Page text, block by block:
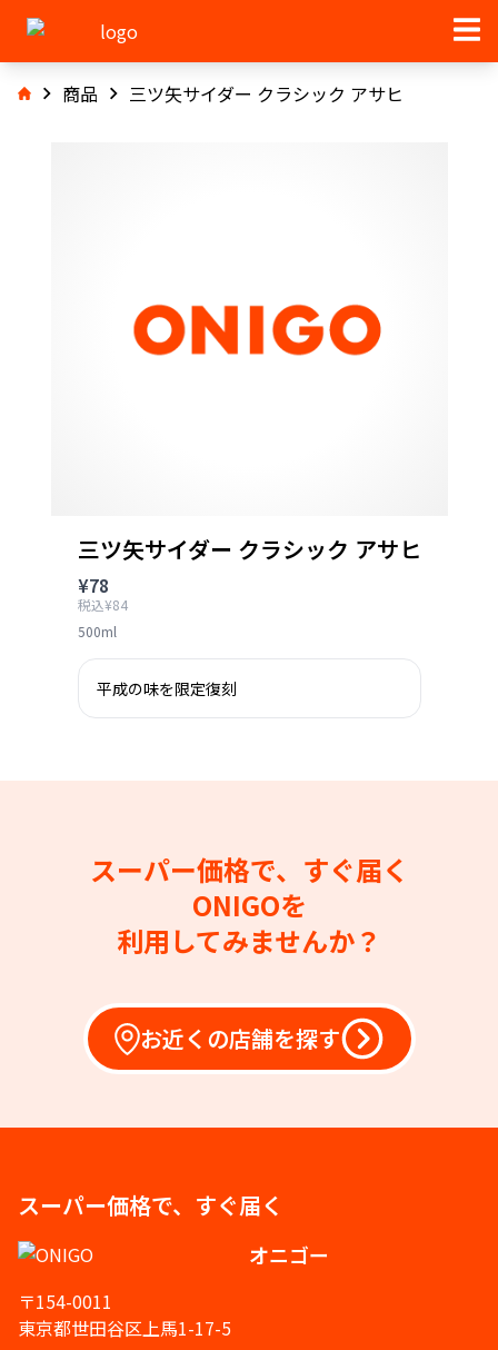
商品 三ツ矢サイダー クラシック アサヒ
三ツ矢サイダー クラシック アサヒ
¥78
税込¥84
500ml
平成の味を限定復刻
スーパー価格で、すぐ届く
ONIGOを
利用してみませんか？
お近くの店舗を探す
スーパー価格で、すぐ届く
オニゴー
〒154-0011
東京都世田谷区上馬1-17-5